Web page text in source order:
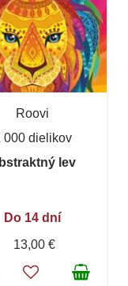
Roovi
000 dielikov
lev
Do 14 dní
13,00 €